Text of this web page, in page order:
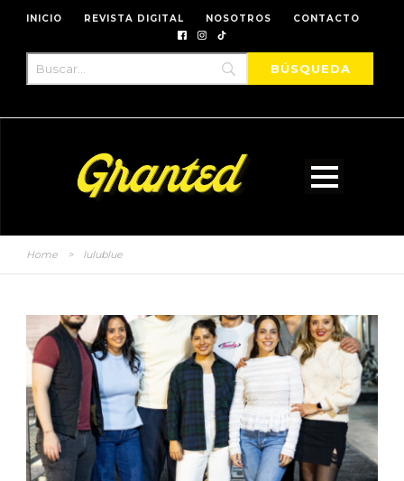
INICIO REVISTA DIGITAL NOSOTROS CONTACTO
Home > lulublue